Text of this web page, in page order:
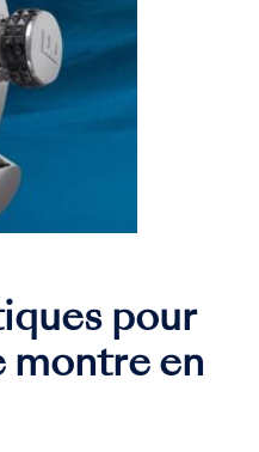
pour
montre en